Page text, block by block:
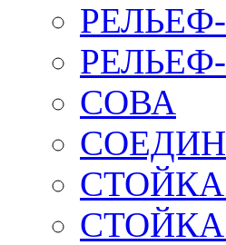
СОВА